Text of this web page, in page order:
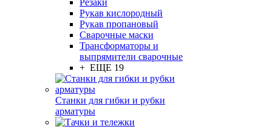
Резаки
Рукав кислородный
Рукав пропановый
Сварочные маски
Трансформаторы и
выпрямители сварочные
+ ЕЩЕ 19
Станки для гибки и рубки
арматуры